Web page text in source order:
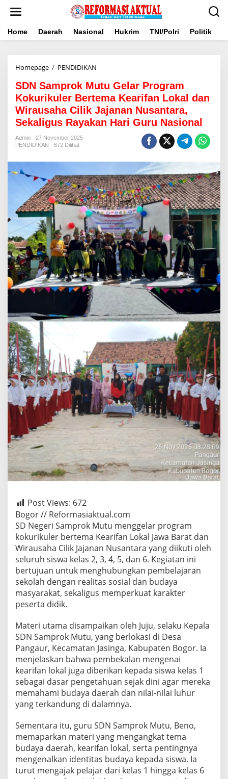
Home Daerah Nasional Hukrim TNI/Polri Politik
Homepage / PENDIDIKAN
Mutu
Gelar
Program
Kokurikuler
Bertema
Jajanan
Nusantara,
Sekaligus
Rayakan
Hari
Guru
Nasional
SDN Samprok Mutu Gelar Program
Kokurikuler Bertema Kearifan Lokal dan
Wirausaha Cilik Jajanan Nusantara,
Sekaligus Rayakan Hari Guru Nasional
Admin
27 November 2025
PENDIDIKAN
672 Dilihat
Post Views: 672
Bogor // Reformasiaktual.com
SD Negeri Samprok Mutu menggelar program
kokurikuler bertema Kearifan Lokal Jawa Barat dan
Wirausaha Cilik Jajanan Nusantara yang diikuti oleh
seluruh siswa kelas 2, 3, 4, 5, dan 6. Kegiatan ini
bertujuan untuk menghubungkan pembelajaran
sekolah dengan realitas sosial dan budaya
masyarakat, sekaligus memperkuat karakter
peserta didik.
Materi utama disampaikan oleh Juju, selaku Kepala
SDN Samprok Mutu, yang berlokasi di Desa
Pangaur, Kecamatan Jasinga, Kabupaten Bogor. Ia
menjelaskan bahwa pembekalan mengenai
kearifan lokal juga diberikan kepada siswa kelas 1
sebagai dasar pengetahuan sejak dini agar mereka
memahami budaya daerah dan nilai-nilai luhur
yang terkandung di dalamnya.
Sementara itu, guru SDN Samprok Mutu, Beno,
memaparkan materi yang mengangkat tema
budaya daerah, kearifan lokal, serta pentingnya
mengenalkan identitas budaya kepada siswa. Ia
turut mengajak pelajar dari kelas 1 hingga kelas 6